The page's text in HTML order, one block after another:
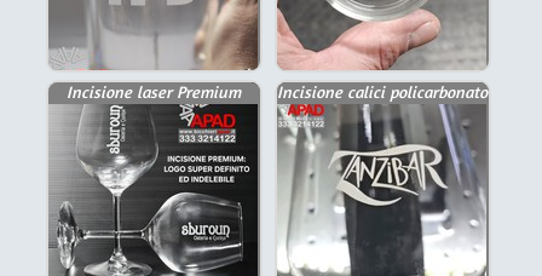
Incisione laser Premium Incisione calici policarbonato